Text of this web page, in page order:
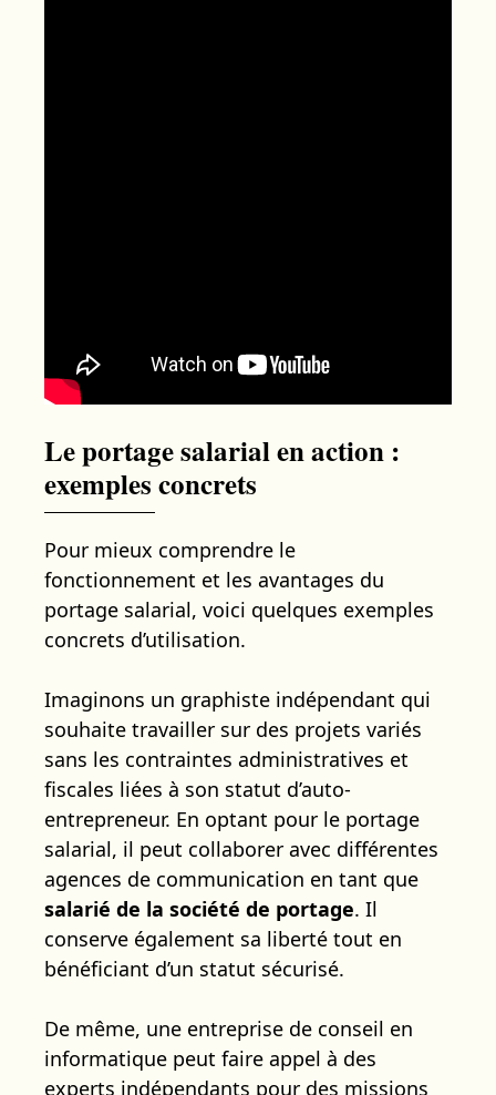
Le portage salarial en action :
exemples concrets
Pour mieux comprendre le
fonctionnement et les avantages du
portage salarial, voici quelques exemples
concrets d’utilisation.
Imaginons un graphiste indépendant qui
souhaite travailler sur des projets variés
sans les contraintes administratives et
fiscales liées à son statut d’auto-
entrepreneur. En optant pour le portage
salarial, il peut collaborer avec différentes
agences de communication en tant que
salarié de la société de portage. Il
conserve également sa liberté tout en
bénéficiant d’un statut sécurisé.
De même, une entreprise de conseil en
informatique peut faire appel à des
experts indépendants pour des missions